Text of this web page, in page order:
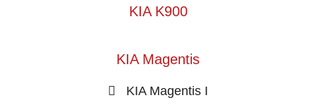
KIA K900
KIA Magentis
KIA Magentis I